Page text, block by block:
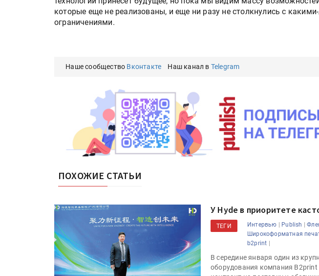
которые еще не реализованы, и еще ни разу не столкнулись с
ограничениями.
Наше сообщество Вконтакте Наш канал в Telegram
ПОХОЖИЕ СТАТЬИ
У Hyde в приоритете
ТЕГИ Интервью | Publish |
Широкоформатная
b2print |
В середине января один из
оборудования компания